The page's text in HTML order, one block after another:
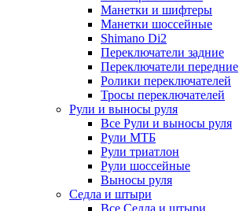
Манетки и шифтеры
Манетки шоссейные
Shimano Di2
Переключатели задние
Переключатели передние
Ролики переключателей
Тросы переключателей
Рули и выносы руля
Все Рули и выносы руля
Рули МТБ
Рули триатлон
Рули шоссейные
Выносы руля
Седла и штыри
Все Седла и штыри